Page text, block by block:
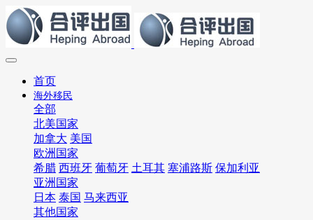
首页
海外移民
全部
北美国家
加拿大 美国
欧洲国家
希腊 西班牙 葡萄牙 土耳其 塞浦路斯 保加利亚
亚洲国家
日本 泰国 马来西亚
其他国家